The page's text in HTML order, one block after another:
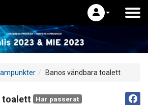
Banos vändbara toalett
toalett
Har passerat